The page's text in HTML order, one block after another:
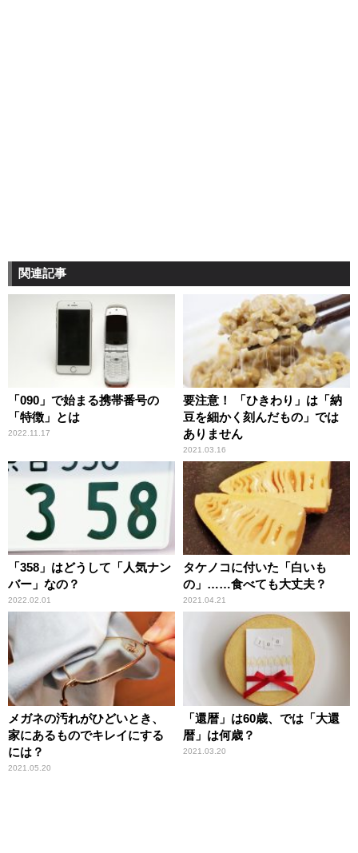
関連記事
「090」で始まる携帯番号の
「特徴」とは
2022.11.17
要注意！ 「ひきわり」は「納
豆を細かく刻んだもの」では
ありません
2021.03.16
「358」はどうして「人気ナン
バー」なの？
2022.02.01
タケノコに付いた「白いも
の」……食べても大丈夫？
2021.04.21
メガネの汚れがひどいとき、
家にあるものでキレイにする
には？
2021.05.20
「還暦」は60歳、では「大還
暦」は何歳？
2021.03.20